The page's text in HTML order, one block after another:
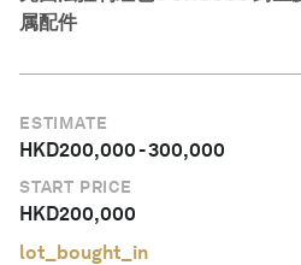
属配件
ESTIMATE
HKD200,000-300,000
START PRICE
HKD200,000
lot_bought_in